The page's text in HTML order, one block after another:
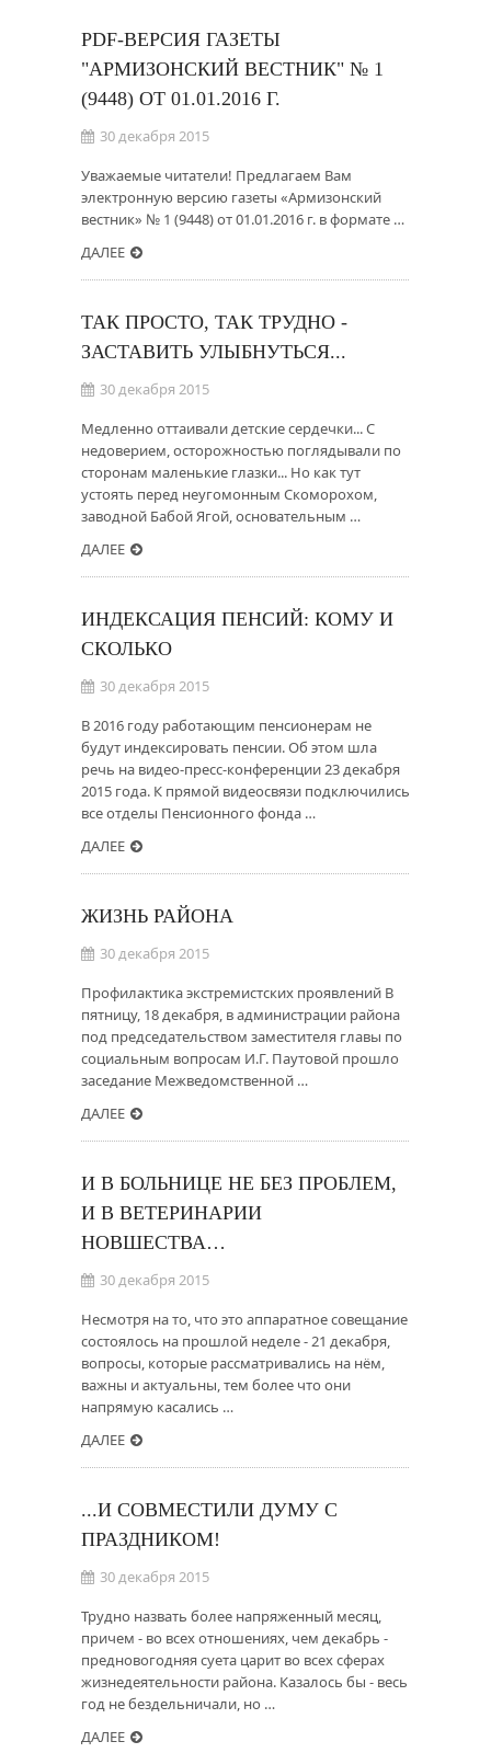
PDF-ВЕРСИЯ ГАЗЕТЫ
"АРМИЗОНСКИЙ ВЕСТНИК" № 1
(9448) ОТ 01.01.2016 Г.
30 декабря 2015
Уважаемые читатели! Предлагаем Вам
электронную версию газеты «Армизонский
вестник» № 1 (9448) от 01.01.2016 г. в формате …
ДАЛЕЕ
ТАК ПРОСТО, ТАК ТРУДНО -
ЗАСТАВИТЬ УЛЫБНУТЬСЯ...
30 декабря 2015
Медленно оттаивали детские сердечки... С
недоверием, осторожностью поглядывали по
сторонам маленькие глазки... Но как тут
устоять перед неугомонным Скоморохом,
заводной Бабой Ягой, основательным …
ДАЛЕЕ
ИНДЕКСАЦИЯ ПЕНСИЙ: КОМУ И
СКОЛЬКО
30 декабря 2015
В 2016 году работающим пенсионерам не
будут индексировать пенсии. Об этом шла
речь на видео-пресс-конференции 23 декабря
2015 года. К прямой видеосвязи подключились
все отделы Пенсионного фонда …
ДАЛЕЕ
ЖИЗНЬ РАЙОНА
30 декабря 2015
Профилактика экстремистских проявлений В
пятницу, 18 декабря, в администрации района
под председательством заместителя главы по
социальным вопросам И.Г. Паутовой прошло
заседание Межведомственной …
ДАЛЕЕ
И В БОЛЬНИЦЕ НЕ БЕЗ ПРОБЛЕМ,
И В ВЕТЕРИНАРИИ
НОВШЕСТВА…
30 декабря 2015
Несмотря на то, что это аппаратное совещание
состоялось на прошлой неделе - 21 декабря,
вопросы, которые рассматривались на нём,
важны и актуальны, тем более что они
напрямую касались …
ДАЛЕЕ
...И СОВМЕСТИЛИ ДУМУ С
ПРАЗДНИКОМ!
30 декабря 2015
Трудно назвать более напряженный месяц,
причем - во всех отношениях, чем декабрь -
предновогодняя суета царит во всех сферах
жизнедеятельности района. Казалось бы - весь
год не бездельничали, но …
ДАЛЕЕ